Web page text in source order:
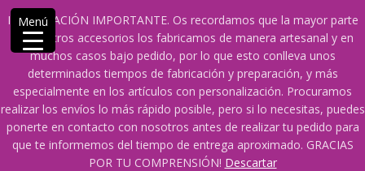
INFORMACIÓN IMPORTANTE. Os recordamos que la mayor parte
de nuestros accesorios los fabricamos de manera artesanal y en
muchos casos bajo pedido, por lo que esto conlleva unos
determinados tiempos de fabricación y preparación, y más
especialmente en los artículos con personalización. Procuramos
realizar los envíos lo más rápido posible, pero si lo necesitas, puedes
ponerte en contacto con nosotros antes de realizar tu pedido para
que te informemos del tiempo de entrega aproximado. GRACIAS
POR TU COMPRENSIÓN! Descartar
Saltar
contenido
609241475 SOLO DE 10:00 a 14:00
info@hobbyaescala.com
San Fernando de Henares
10:00 - 14:00
Mi cuenta
0 0
Menú